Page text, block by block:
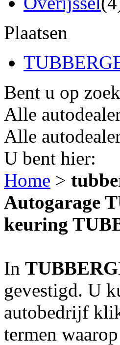
Plaatsen
Bent u op
Alle
Alle
U bent hier:
Home >
Autogarage
keuring
In
gevestigd. U
autobedrijf
termen